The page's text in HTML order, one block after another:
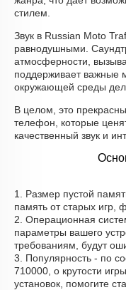
стилем.
Звук в Russian Moto
равнодушными.
атмосферности,
поддерживает важные
окружающей среды
В целом, это
телефон, которые
качественный звук и
1. Размер пустой
память от старых игр,
2. Операционная
параметры вашего
требованиям, будут
3. Популярность - по
710000, о крутости
установок, помогите